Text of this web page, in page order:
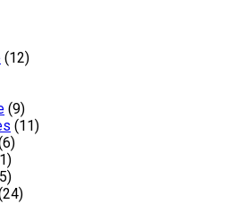
(12)
(9)
(11)